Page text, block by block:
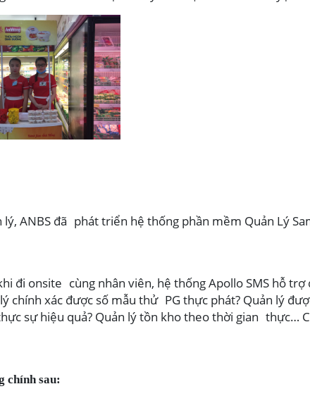
ANBS đã phát triển hệ thống phần mềm Quản Lý
đi onsite cùng nhân viên, hệ thống Apollo SMS hỗ
chính xác được số mẫu thử PG thực phát? Quản lý
sự hiệu quả? Quản lý tồn kho theo thời gian thực…
chính sau: